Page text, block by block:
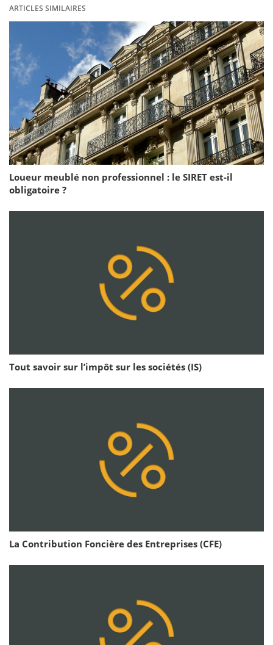
ARTICLES SIMILAIRES
Loueur meublé non professionnel : le SIRET est-il
obligatoire ?
Tout savoir sur l’impôt sur les sociétés (IS)
La Contribution Foncière des Entreprises (CFE)